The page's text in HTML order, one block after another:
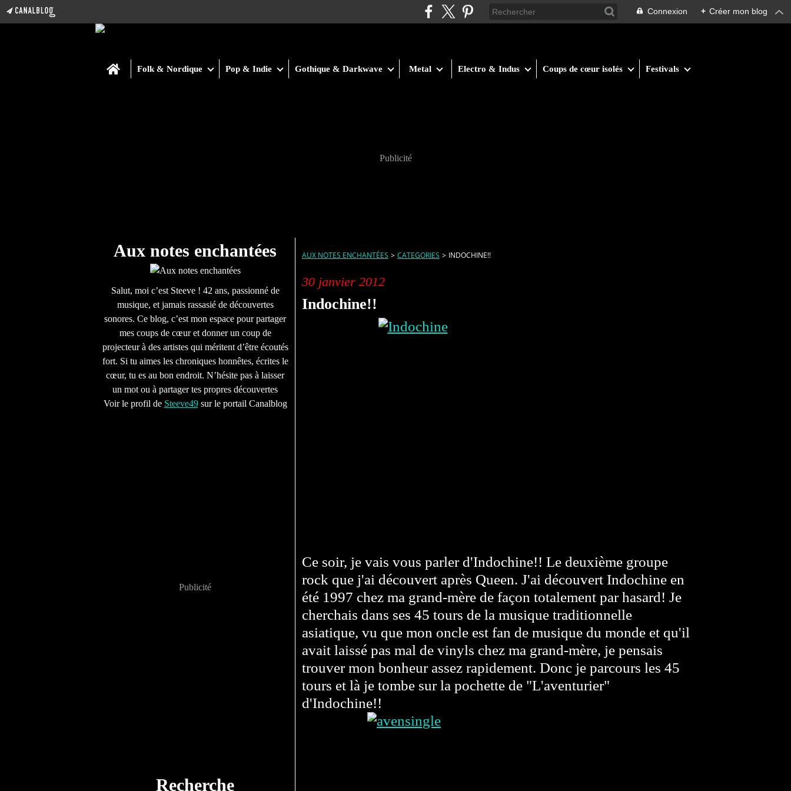
Connexion + Créer mon blog
Home
Folk & Nordique Pop & Indie Gothique & Darkwave Metal Electro & Indus Coups de cœur isolés Festivals
Publicité
Aux notes enchantées
Salut, moi c’est Steeve ! 42 ans, passionné de
musique, et jamais rassasié de découvertes
sonores. Ce blog, c’est mon espace pour partager
mes coups de cœur et donner un coup de
projecteur à des artistes qui méritent d’être écoutés
fort. Si tu aimes les chroniques honnêtes, écrites le
cœur, tu es au bon endroit. N’hésite pas à laisser
un mot ou à partager tes propres découvertes
Voir le profil de Steeve49sur le portail Canalblog
Publicité
Recherche
AUX NOTES ENCHANTÉES > CATEGORIES > INDOCHINE!!
30 janvier 2012
Indochine!!
Ce soir, je vais vous parler d'Indochine!! Le deuxième groupe
rock que j'ai découvert après Queen. J'ai découvert Indochine en
été 1997 chez ma grand-mère de façon totalement par hasard! Je
cherchais dans ses 45 tours de la musique traditionnelle
asiatique, vu que mon oncle est fan de musique du monde et qu'il
avait laissé pas mal de vinyls chez ma grand-mère, je pensais
trouver mon bonheur assez rapidement. Donc je parcours les 45
tours et là je tombe sur la pochette de "L'aventurier"
d'Indochine!!